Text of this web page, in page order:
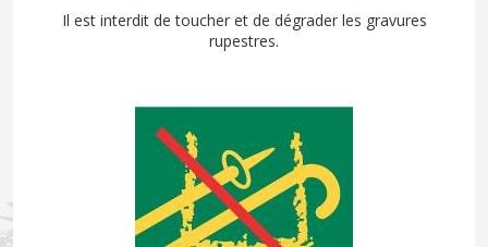
Il est interdit de toucher et de dégrader les gravures
rupestres.